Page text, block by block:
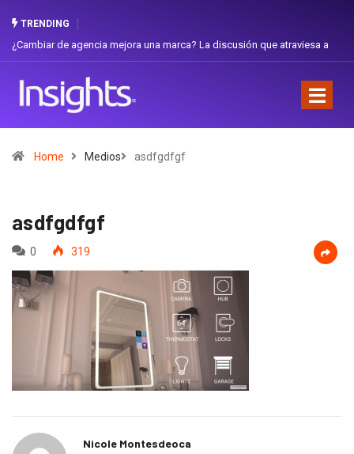
TRENDING
de agencia mejora una marca? La discusión que atraviesa a
Home Medios asdfgdfgf
asdfgdfgf
0 319
Nicole Montesdeoca